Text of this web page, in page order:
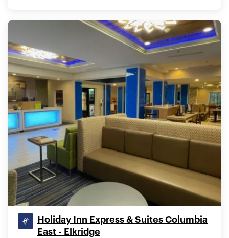
Holiday Inn Express & Suites Columbia
East - Elkridge